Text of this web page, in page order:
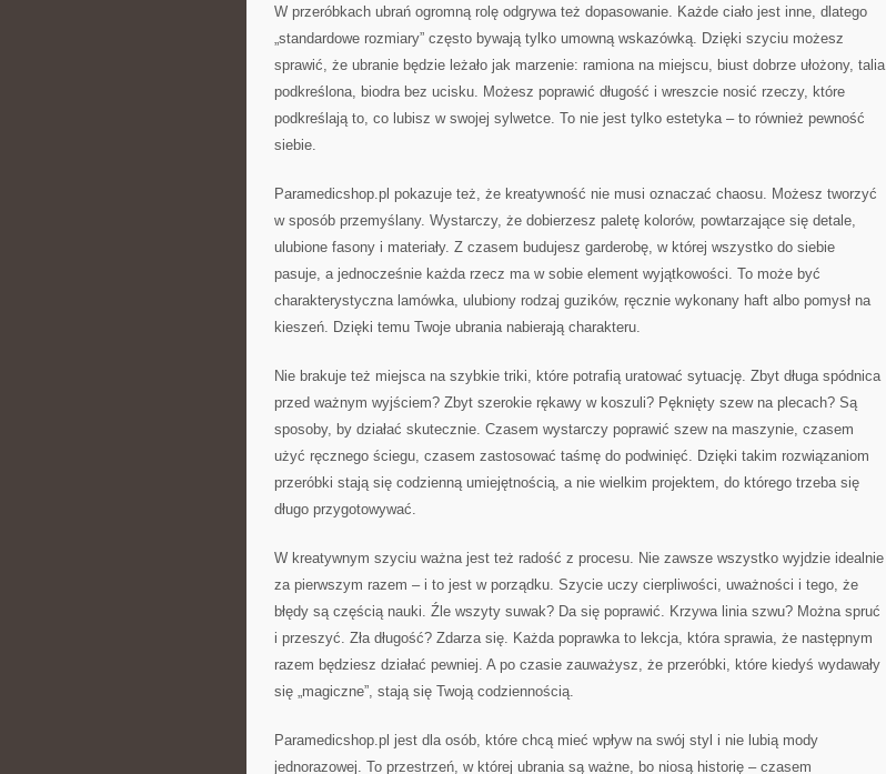
W przeróbkach ubrań ogromną rolę odgrywa też dopasowanie. Każde ciało jest inne, dlatego
„standardowe rozmiary” często bywają tylko umowną wskazówką. Dzięki szyciu możesz
sprawić, że ubranie będzie leżało jak marzenie: ramiona na miejscu, biust dobrze ułożony, talia
podkreślona, biodra bez ucisku. Możesz poprawić długość i wreszcie nosić rzeczy, które
podkreślają to, co lubisz w swojej sylwetce. To nie jest tylko estetyka – to również pewność
siebie.
Paramedicshop.pl pokazuje też, że kreatywność nie musi oznaczać chaosu. Możesz tworzyć
w sposób przemyślany. Wystarczy, że dobierzesz paletę kolorów, powtarzające się detale,
ulubione fasony i materiały. Z czasem budujesz garderobę, w której wszystko do siebie
pasuje, a jednocześnie każda rzecz ma w sobie element wyjątkowości. To może być
charakterystyczna lamówka, ulubiony rodzaj guzików, ręcznie wykonany haft albo pomysł na
kieszeń. Dzięki temu Twoje ubrania nabierają charakteru.
Nie brakuje też miejsca na szybkie triki, które potrafią uratować sytuację. Zbyt długa spódnica
przed ważnym wyjściem? Zbyt szerokie rękawy w koszuli? Pęknięty szew na plecach? Są
sposoby, by działać skutecznie. Czasem wystarczy poprawić szew na maszynie, czasem
użyć ręcznego ściegu, czasem zastosować taśmę do podwinięć. Dzięki takim rozwiązaniom
przeróbki stają się codzienną umiejętnością, a nie wielkim projektem, do którego trzeba się
długo przygotowywać.
W kreatywnym szyciu ważna jest też radość z procesu. Nie zawsze wszystko wyjdzie idealnie
za pierwszym razem – i to jest w porządku. Szycie uczy cierpliwości, uważności i tego, że
błędy są częścią nauki. Źle wszyty suwak? Da się poprawić. Krzywa linia szwu? Można spruć
i przeszyć. Zła długość? Zdarza się. Każda poprawka to lekcja, która sprawia, że następnym
razem będziesz działać pewniej. A po czasie zauważysz, że przeróbki, które kiedyś wydawały
się „magiczne”, stają się Twoją codziennością.
Paramedicshop.pl jest dla osób, które chcą mieć wpływ na swój styl i nie lubią mody
jednorazowej. To przestrzeń, w której ubrania są ważne, bo niosą historię – czasem